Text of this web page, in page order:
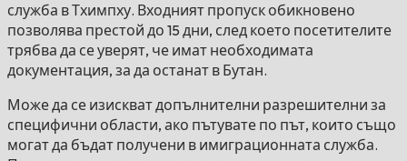
служба в Тхимпху. Входният пропуск обикновено
позволява престой до 15 дни, след което посетителите
трябва да се уверят, че имат необходимата
документация, за да останат в Бутан.
Може да се изискват допълнителни разрешителни за
специфични области, ако пътувате по път, които също
могат да бъдат получени в имиграционната служба.